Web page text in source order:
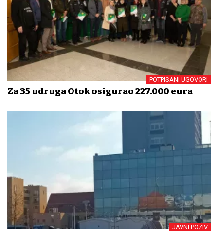
POTPISANI UGOVORI
Za 35 udruga Otok osigurao 227.000 eura
JAVNI POZIV